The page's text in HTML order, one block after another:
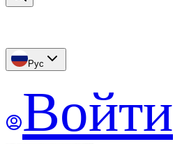
Рус
Войти